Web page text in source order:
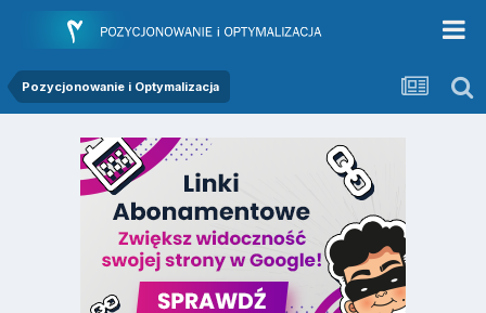
Pozycjonowanie i Optymalizacja